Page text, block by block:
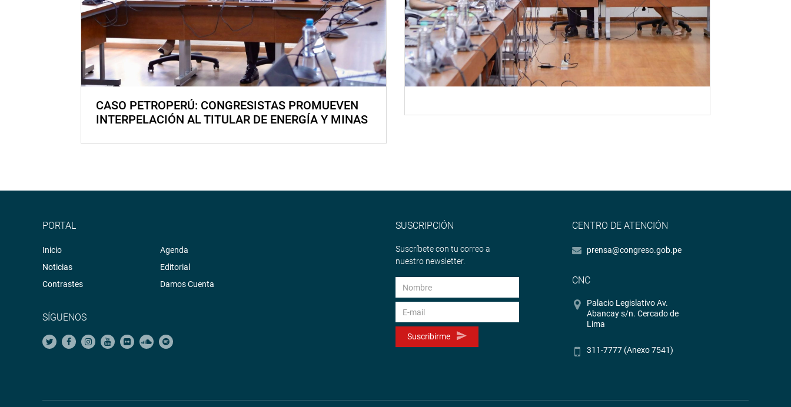
CASO PETROPERÚ: CONGRESISTAS PROMUEVEN
INTERPELACIÓN AL TITULAR DE ENERGÍA Y MINAS
PORTAL
Inicio
Noticias
Contrastes
Agenda
Editorial
Damos Cuenta
SÍGUENOS
SUSCRIPCIÓN
Suscríbete con tu correo a
nuestro newsletter.
Suscribirme
CENTRO DE ATENCIÓN
prensa@congreso.gob.pe
CNC
Palacio Legislativo Av.
Abancay s/n. Cercado de
Lima
311-7777 (Anexo 7541)